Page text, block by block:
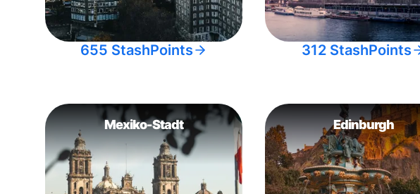
655 StashPoints 312 StashPoints
Mexiko-Stadt Edinburgh